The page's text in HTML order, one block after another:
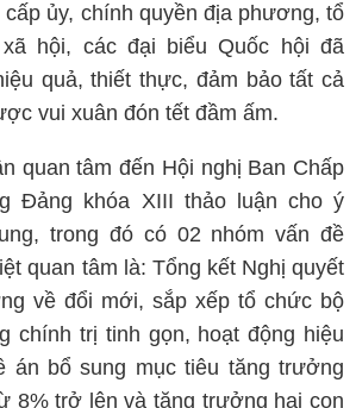
ủy, chính quyền địa phương, tổ
hội, các đại biểu Quốc hội đã
quả, thiết thực, đảm bảo tất cả
vui xuân đón tết đầm ấm.
quan tâm đến Hội nghị Ban Chấp
Đảng khóa XIII thảo luận cho ý
trong đó có 02 nhóm vấn đề
quan tâm là: Tổng kết Nghị quyết
về đổi mới, sắp xếp tổ chức bộ
chính trị tinh gọn, hoạt động hiệu
án bổ sung mục tiêu tăng trưởng
8% trở lên và tăng trưởng hai con